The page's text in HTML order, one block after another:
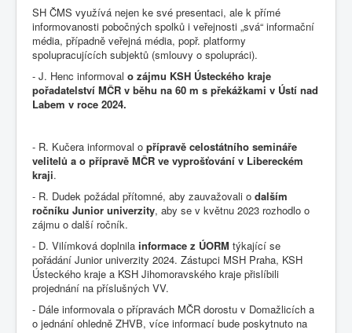
SH ČMS využívá nejen ke své presentaci, ale k přímé
informovanosti pobočných spolků i veřejnosti „svá“ informační
média, případně veřejná média, popř. platformy
spolupracujících subjektů (smlouvy o spolupráci).
- J. Henc informoval o zájmu KSH Ústeckého kraje
pořadatelství MČR v běhu na 60 m s překážkami v Ústí nad
Labem v roce 2024.
- R. Kučera informoval o přípravě celostátního semináře
velitelů a o přípravě MČR ve vyprošťování v Libereckém
kraji.
- R. Dudek požádal přítomné, aby zauvažovali o dalším
ročníku Junior univerzity, aby se v květnu 2023 rozhodlo o
zájmu o další ročník.
- D. Vilímková doplnila informace z ÚORM týkající se
pořádání Junior univerzity 2024. Zástupci MSH Praha, KSH
Ústeckého kraje a KSH Jihomoravského kraje přislíbili
projednání na příslušných VV.
- Dále informovala o přípravách MČR dorostu v Domažlicích a
o jednání ohledně ZHVB, více informací bude poskytnuto na